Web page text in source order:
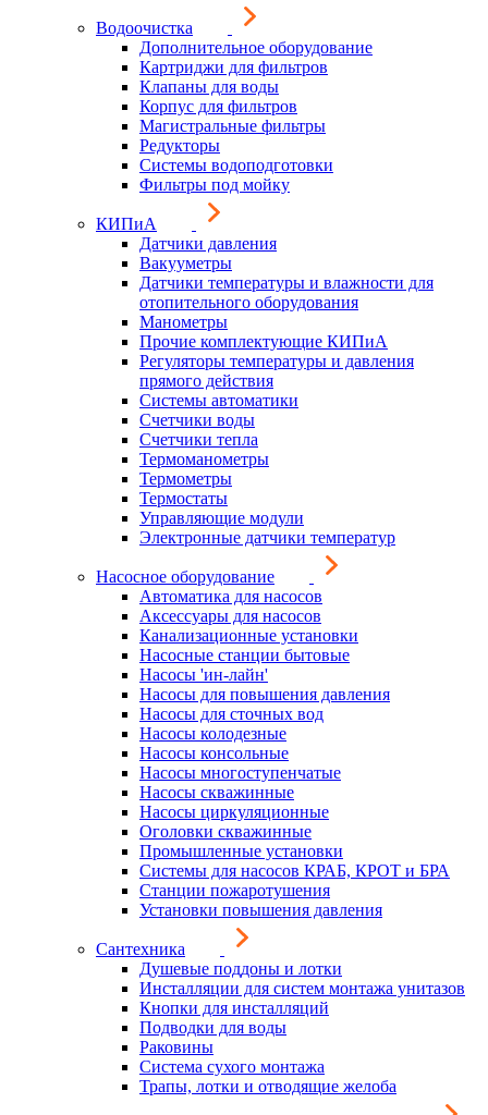
Водоочистка
Дополнительное оборудование
Картриджи для фильтров
Клапаны для воды
Корпус для фильтров
Магистральные фильтры
Редукторы
Системы водоподготовки
Фильтры под мойку
КИПиА
Датчики давления
Вакууметры
Датчики температуры и влажности для
отопительного оборудования
Манометры
Прочие комплектующие КИПиА
Регуляторы температуры и давления
прямого действия
Системы автоматики
Счетчики воды
Счетчики тепла
Термоманометры
Термометры
Термостаты
Управляющие модули
Электронные датчики температур
Насосное оборудование
Автоматика для насосов
Аксессуары для насосов
Канализационные установки
Насосные станции бытовые
Насосы 'ин-лайн'
Насосы для повышения давления
Насосы для сточных вод
Насосы колодезные
Насосы консольные
Насосы многоступенчатые
Насосы скважинные
Насосы циркуляционные
Оголовки скважинные
Промышленные установки
Системы для насосов КРАБ, КРОТ и БРА
Станции пожаротушения
Установки повышения давления
Сантехника
Душевые поддоны и лотки
Инсталляции для систем монтажа унитазов
Кнопки для инсталляций
Подводки для воды
Раковины
Система сухого монтажа
Трапы, лотки и отводящие желоба